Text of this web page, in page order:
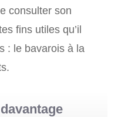
consulter son
fins utiles qu’il
: le bavarois à la